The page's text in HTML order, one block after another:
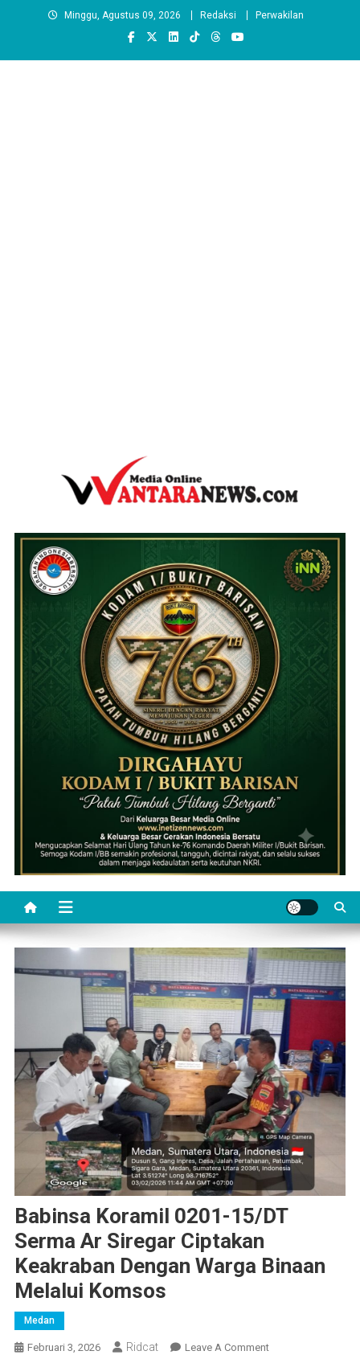
Minggu, Agustus 09, 2026 Redaksi Perwakilan
wantaranews.com
Babinsa Koramil 0201-15/DT
Serma Ar Siregar Ciptakan
Keakraban Dengan Warga Binaan
Melalui Komsos
Medan
Februari 3, 2026 Ridcat Leave A CommentOn